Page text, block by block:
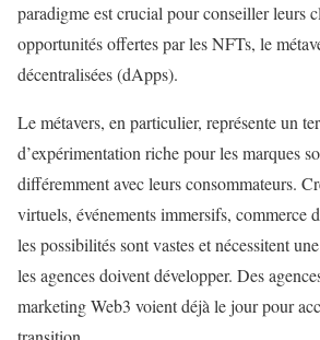
paradigme est crucial pour conseiller leurs
opportunités offertes par les NFTs, le
décentralisées (dApps).
Le métavers, en particulier, représente un
d’expérimentation riche pour les marques
différemment avec leurs consommateurs.
virtuels, événements immersifs, commerce
les possibilités sont vastes et nécessitent
les agences doivent développer. Des
marketing Web3 voient déjà le jour pour